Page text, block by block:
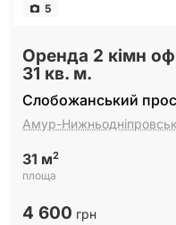
5
Оренда 2 кімн
31 кв. м.
Слобожанський
Амур-
31 м2
площа
4 600 грн